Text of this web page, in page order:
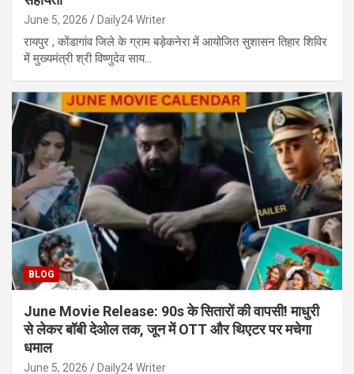
June 5, 2026 Daily24 Writer
रायपुर , कोंडागांव जिले के ग्राम बड़ेकनेरा में आयोजित सुशासन तिहार शिविर
में मुख्यमंत्री श्री विष्णुदेव साय…
BLOG
June Movie Release: 90s के सितारों की वापसी! माधुरी
से लेकर बॉबी देओल तक, जून में OTT और थिएटर पर मचेगा
धमाल
June 5, 2026 Daily24 Writer